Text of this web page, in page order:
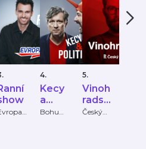
4.
Kecy
a
politik
Bohumil
5.
Vinoh
radsk
á 12
Český